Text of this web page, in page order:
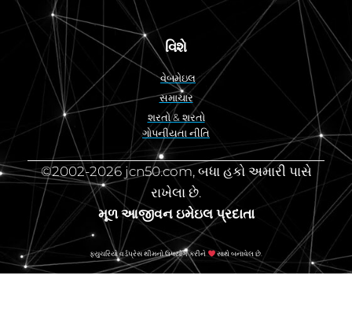
વિશે
વેબમેઇલ
સમાચાર
શરતો & શરતો
ગોપનીયતા નીતિ
©2002-2026 jcn50.com, બધા હકો અમારી પાસે
રાખેલા છે.
મૂળ આજીવન ઇમેઇલ પ્રદાતા
ફ્યુચરિયો વર્ડપ્રેસ થીમનો ઉપયોગ કરીને સાથે બનાવેલ છે.